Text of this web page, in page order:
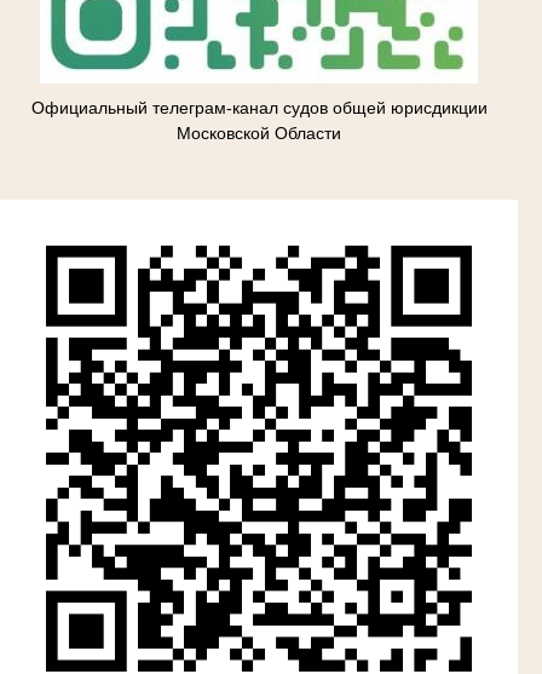
Официальный телеграм-канал судов общей юрисдикции
Московской Области